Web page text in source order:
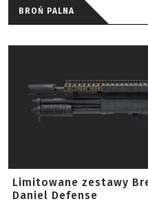
BROŃ PALNA
Limitowane zestawy
Daniel Defense